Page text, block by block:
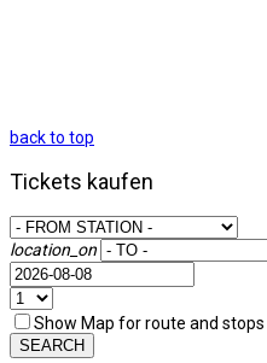
back to top
Tickets kaufen
location_on
Show Map for route and
SEARCH